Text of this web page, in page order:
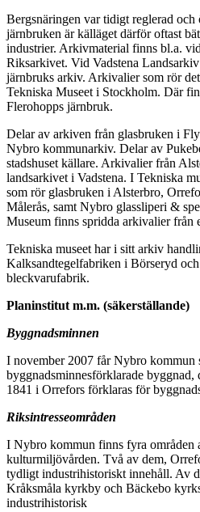
Bergsnäringen var tidigt reglerad
järnbruken är källäget därför oftast
industrier. Arkivmaterial finns bl.a.
Riksarkivet. Vid Vadstena
järnbruks arkiv. Arkivalier som rör
Tekniska Museet i Stockholm. Där
Flerohopps järnbruk.
Delar av arkiven från glasbruken i
Nybro kommunarkiv. Delar av
stadshuset källare. Arkivalier från
landsarkivet i Vadstena. I Tekniska
som rör glasbruken i Alsterbro,
Målerås, samt Nybro glassliperi &
Museum finns spridda arkivalier från
Tekniska museet har i sitt arkiv
Kalksandtegelfabriken i Börseryd
bleckvarufabrik.
Planinstitut m.m. (säkerställande)
Byggnadsminnen
I november 2007 får Nybro kommun
byggnadsminnesförklarade byggnad,
1841 i Orrefors förklaras för
Riksintresseområden
I Nybro kommun finns fyra områden
kulturmiljövården. Två av dem,
tydligt industrihistoriskt innehåll. Av
Kråksmåla kyrkby och Bäckebo
industrihistorisk